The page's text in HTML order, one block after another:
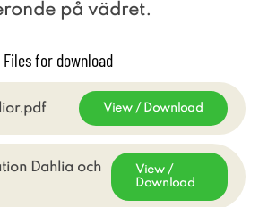
på vädret.
Files for download
View / Download
Dahlia och
View /
Download